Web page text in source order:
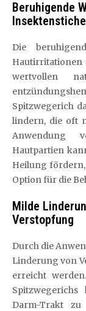
Beruhigende
Insektenstiche
Die
Hautirritationen
wertvollen
Spitzwegerich
lindern, die oft
Anwendung
Hautpartien
Heilung
Option für die
Milde
Verstopfung
Durch die
Linderung von
erreicht
Darm-Trakt